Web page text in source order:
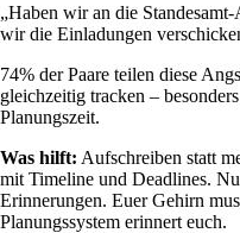
„Haben wir an die
wir die Einladungen
74% der Paare teilen diese
gleichzeitig tracken –
Planungszeit.
Was hilft: Aufschreiben statt
mit Timeline und Deadlines.
Erinnerungen. Euer Gehirn
Planungssystem erinnert euch.